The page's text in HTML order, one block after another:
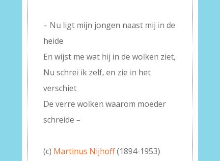
– Nu ligt mijn jongen naast mij in de
heide
En wijst me wat hij in de wolken ziet,
Nu schrei ik zelf, en zie in het
verschiet
De verre wolken waarom moeder
schreide –
(c) Martinus Nijhoff(1894-1953)